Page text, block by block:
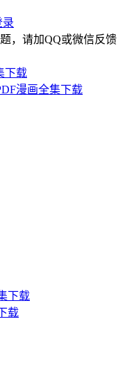
录
，请加QQ或微信反馈
下载
漫画全集下载
载